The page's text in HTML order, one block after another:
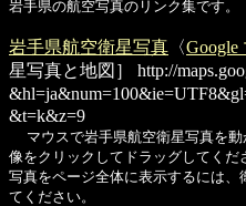
岩手県の航空写真のリンク集です。
岩手県航空衛星写真 〈Google
星写真と地図］
http://
&t=k&z=9
マウスで岩手県航空衛星写真を
像をクリックしてドラッグしてく
写真をページ全体に表示するには、
てください。